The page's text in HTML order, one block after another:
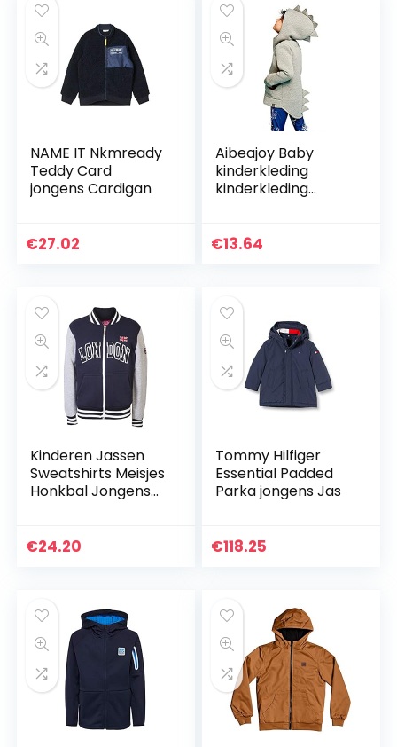
NAME IT Nkmready
Teddy Card
jongens Cardigan
€27.02
Aibeajoy Baby
kinderkleding
kinderkleding
dinosaurus lange
€13.64
Kinderen Jassen
Sweatshirts Meisjes
Honkbal Jongens
€24.20
Tommy Hilfiger
Essential Padded
Parka jongens Jas
€118.25